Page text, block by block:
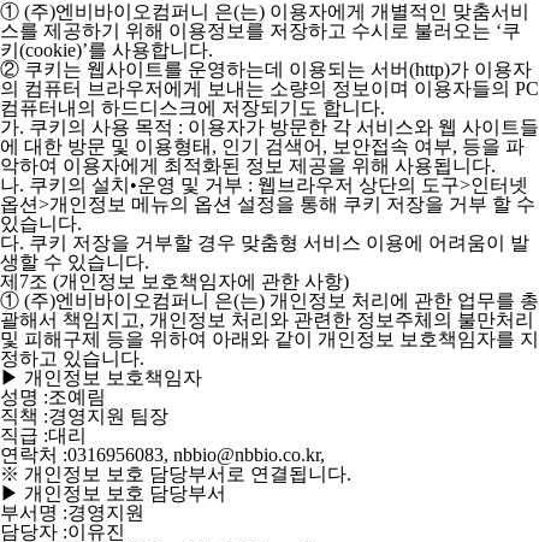
① (주)엔비바이오컴퍼니 은(는) 이용자에게 개별적인 맞춤서비
스를 제공하기 위해 이용정보를 저장하고 수시로 불러오는 ‘쿠
키(cookie)’를 사용합니다.
② 쿠키는 웹사이트를 운영하는데 이용되는 서버(http)가 이용자
의 컴퓨터 브라우저에게 보내는 소량의 정보이며 이용자들의 PC
컴퓨터내의 하드디스크에 저장되기도 합니다.
가. 쿠키의 사용 목적 : 이용자가 방문한 각 서비스와 웹 사이트들
에 대한 방문 및 이용형태, 인기 검색어, 보안접속 여부, 등을 파
악하여 이용자에게 최적화된 정보 제공을 위해 사용됩니다.
나. 쿠키의 설치•운영 및 거부 : 웹브라우저 상단의 도구>인터넷
옵션>개인정보 메뉴의 옵션 설정을 통해 쿠키 저장을 거부 할 수
있습니다.
다. 쿠키 저장을 거부할 경우 맞춤형 서비스 이용에 어려움이 발
생할 수 있습니다.
제7조 (개인정보 보호책임자에 관한 사항)
① (주)엔비바이오컴퍼니 은(는) 개인정보 처리에 관한 업무를 총
괄해서 책임지고, 개인정보 처리와 관련한 정보주체의 불만처리
및 피해구제 등을 위하여 아래와 같이 개인정보 보호책임자를 지
정하고 있습니다.
▶ 개인정보 보호책임자
성명 :조예림
직책 :경영지원 팀장
직급 :대리
연락처 :0316956083, nbbio@nbbio.co.kr,
※ 개인정보 보호 담당부서로 연결됩니다.
▶ 개인정보 보호 담당부서
부서명 :경영지원
담당자 :이유진